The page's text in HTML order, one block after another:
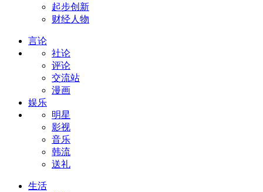
起步创新
财经人物
言论
社论
评论
交流站
漫画
娱乐
明星
影视
音乐
韩流
送礼
生活